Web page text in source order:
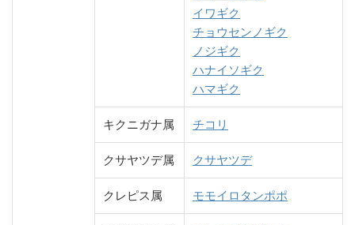
イワギク
チョウセンノギク
ノジギク
ハナイソギク
ハマギク
キクニガナ属 チコリ
クサヤツデ属 クサヤツデ
クレピス属 モモイロタンポポ